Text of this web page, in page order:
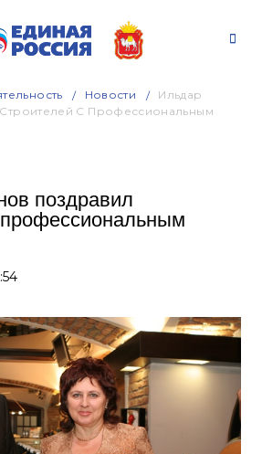
Новости
Ильдар
С Профессиональным
поздравил
профессиональным